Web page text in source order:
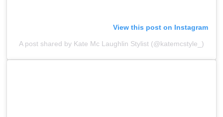
View this post on Instagram
A post shared by Kate Mc Laughlin Stylist (@katemcstyle_)